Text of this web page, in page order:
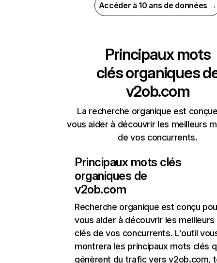
Accéder à 10 ans de données →
Principaux mots
clés organiques
v2ob.com
La recherche organique est
vous aider à découvrir les meilleurs
de vos concurrents.
Principaux mots clés
organiques de
v2ob.com
Recherche organique est conçu
vous aider à découvrir les
clés de vos concurrents. L'outil
montrera les principaux mots clés
génèrent du trafic vers v2ob.com,